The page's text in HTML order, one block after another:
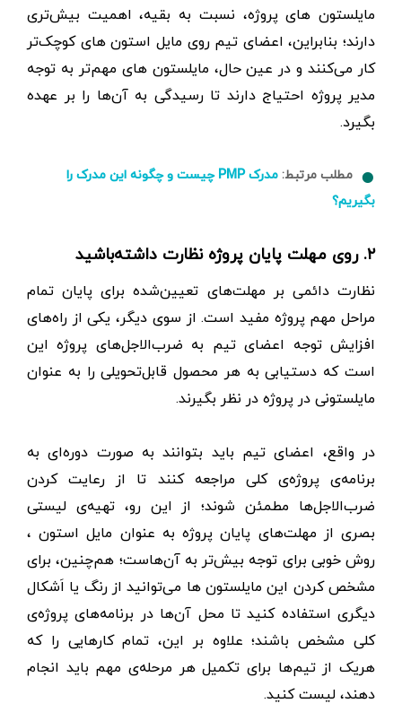
مایلستون های پروژه، نسبت به بقیه، اهمیت بیش‌تری
دارند؛ بنابراین، اعضای تیم روی مایل استون های کوچک‌تر
کار می‌کنند و در عین حال، مایلستون های مهم‌تر به توجه
مدیر پروژه احتیاج دارند تا رسیدگی به آن‌ها را بر عهده
بگیرد.
مطلب مرتبط:
مدرک PMP چیست و چگونه این مدرک را
بگیریم؟
۲. روی مهلت پایان پروژه نظارت داشته‌باشید
نظارت دائمی بر مهلت‌های تعیین‌شده برای پایان تمام
مراحل مهم پروژه مفید است. از سوی دیگر، یکی از راه‌های
افزایش توجه اعضای تیم به ضرب‌الاجل‌های پروژه این
است که دستیابی به هر محصول قابل‌تحویلی را به‌ عنوان
مایلستونی در پروژه در نظر بگیرند.
در واقع، اعضای تیم باید بتوانند به ‌صورت دوره‌ای به
برنامه‌ی پروژه‌ی کلی مراجعه کنند تا از رعایت ‌کردن
ضرب‌الاجل‌ها مطمئن شوند؛ از این رو، تهیه‌ی لیستی
بصری از مهلت‌های پایان پروژه به ‌عنوان مایل استون ،
روش خوبی برای توجه بیش‌تر به آن‌هاست؛ هم‌چنین، برای
مشخص‌ کردن این مایلستون ها می‌توانید از رنگ یا اَشکال
دیگری استفاده کنید تا محل آن‌‌ها در برنامه‌های پروژه‌ی
کلی مشخص باشند؛ علاوه بر این، تمام کارهایی را که
هریک از تیم‌ها برای تکمیل هر مرحله‌ی مهم باید انجام
دهند، لیست کنید.